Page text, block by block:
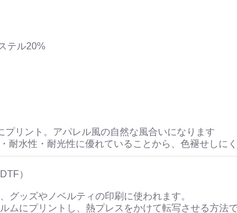
テル20%
プリント。アパレル風の自然な風合いになります
耐水性・耐光性に優れていることから、色褪せしに
）
グッズやノベルティの印刷に使われます。
ムにプリントし、熱プレスをかけて転写させる方法